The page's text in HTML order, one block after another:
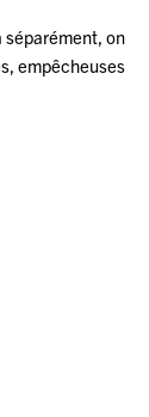
séparément, on
empêcheuses